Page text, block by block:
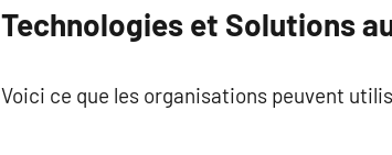
Technologies et Solutions
Voici ce que les organisations peuvent